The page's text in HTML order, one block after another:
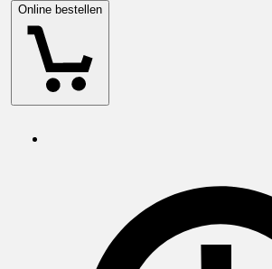
Online bestellen